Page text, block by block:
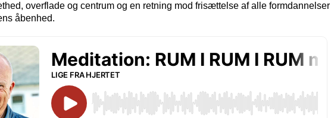
overflade og centrum og en retning mod frisættelse af alle formdannelser
åbenhed.